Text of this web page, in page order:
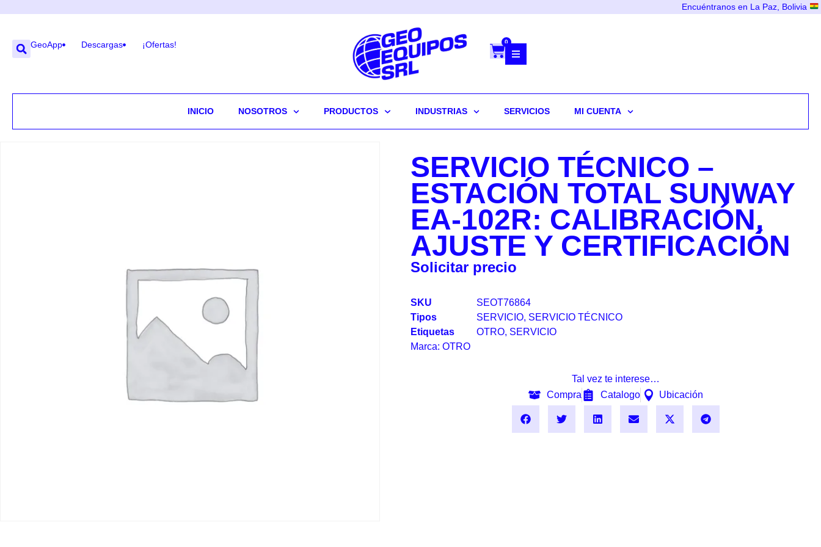
Encuéntranos en La Paz, Bolivia
GeoApp Descargas ¡Ofertas! 0
INICIO NOSOTROS PRODUCTOS INDUSTRIAS SERVICIOS MI CUENTA
SERVICIO TÉCNICO –
ESTACIÓN TOTAL SUNWAY
EA-102R: CALIBRACIÓN,
AJUSTE Y CERTIFICACIÓN
Solicitar precio
SKU
SEOT76864
Tipos
SERVICIO, SERVICIO TÉCNICO
Etiquetas
OTRO, SERVICIO
Marca: OTRO
Tal vez te interese…
Compra
Catalogo Ubicación